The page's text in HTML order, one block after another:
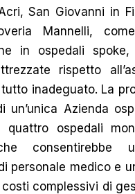
San Giovanni in
Mannelli,
in ospedali
rispetto
inadeguato. La
un’unica Azienda
quattro ospedali
consentirebbe
personale medico e
complessivi di